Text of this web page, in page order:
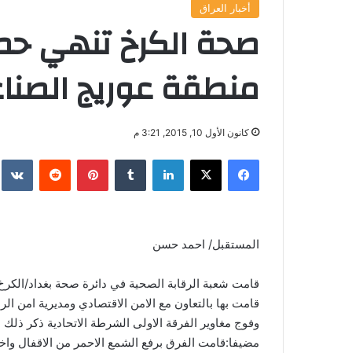
أخبار العراق
صحة الكرخ تنهي
منطقة عوريج
كانون الأول 10, 2015, 3:21 م
فيسبوك لينكدإن بينتيريست
المستقبل/ احمد حسن
قامت شعبة الرقابة الصحية في دائرة صحة بغداد/
قامت بها بالتعاون مع الامن الاقتصادي ومديرية امن
وفوج مغاوير الفرقة الاولى الشرطة الاتحادية ذكر
مضيفا:قامت الفرق برفع الشمع الاحمر من الاقفال